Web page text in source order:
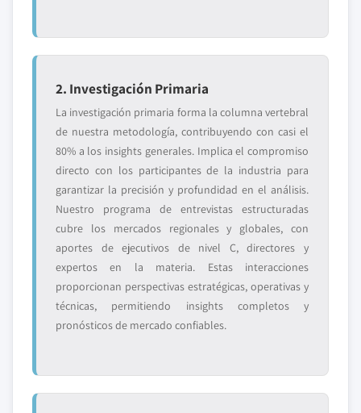
2. Investigación Primaria
La investigación primaria forma la columna vertebral
de nuestra metodología, contribuyendo con casi el
80% a los insights generales. Implica el compromiso
directo con los participantes de la industria para
garantizar la precisión y profundidad en el análisis.
Nuestro programa de entrevistas estructuradas
cubre los mercados regionales y globales, con
aportes de ejecutivos de nivel C, directores y
expertos en la materia. Estas interacciones
proporcionan perspectivas estratégicas, operativas y
técnicas, permitiendo insights completos y
pronósticos de mercado confiables.